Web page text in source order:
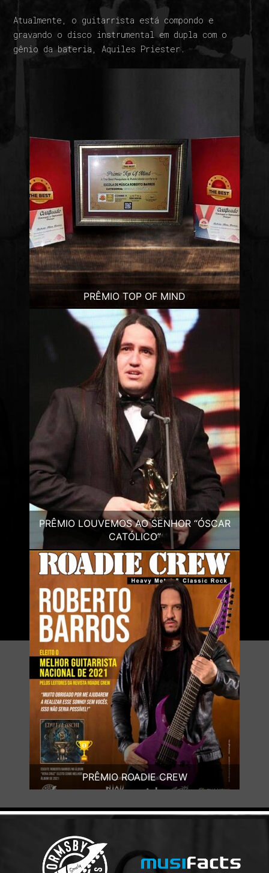
Atualmente, o guitarrista está compondo e
gravando o disco instrumental em dupla com o
gênio da bateria, Aquiles Priester.
PRÊMIO TOP OF MIND
PRÊMIO LOUVEMOS AO SENHOR “ÓSCAR
CATÓLICO”
PRÊMIO ROADIE CREW